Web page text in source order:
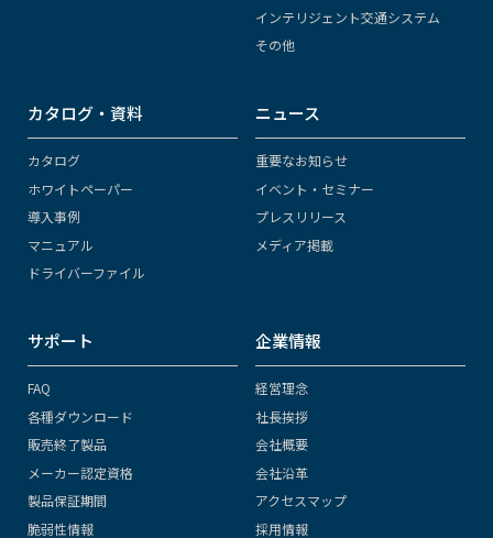
インテリジェント交通システム
その他
カタログ・資料
カタログ
ホワイトペーパー
導入事例
マニュアル
ドライバーファイル
ニュース
重要なお知らせ
イベント・セミナー
プレスリリース
メディア掲載
サポート
FAQ
各種ダウンロード
販売終了製品
メーカー認定資格
製品保証期間
脆弱性情報
企業情報
経営理念
社長挨拶
会社概要
会社沿革
アクセスマップ
採用情報